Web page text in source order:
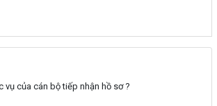
vụ của cán bộ tiếp nhận hồ sơ ?